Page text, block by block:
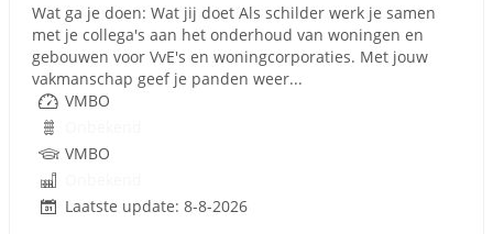
Wat ga je doen: Wat jij doet Als schilder werk je samen
met je collega's aan het onderhoud van woningen en
gebouwen voor VvE's en woningcorporaties. Met jouw
vakmanschap geef je panden weer...
VMBO
VMBO
Laatste update: 8-8-2026